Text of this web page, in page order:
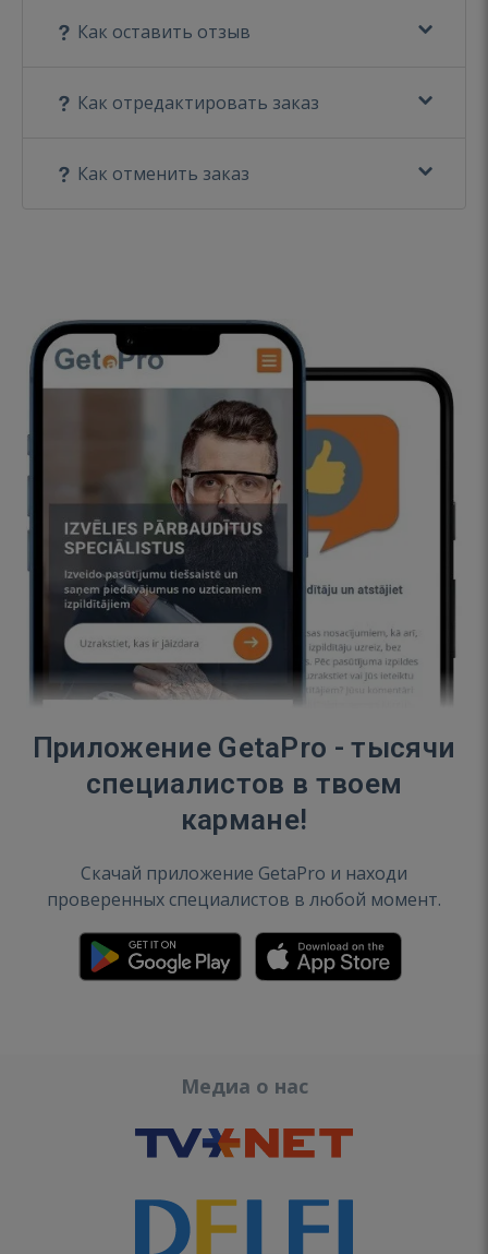
Как оставить отзыв
Как отредактировать заказ
Как отменить заказ
Приложение GetaPro - тысячи
специалистов в твоем
кармане!
Скачай приложение GetaPro и находи
проверенных специалистов в любой момент.
Медиа о нас